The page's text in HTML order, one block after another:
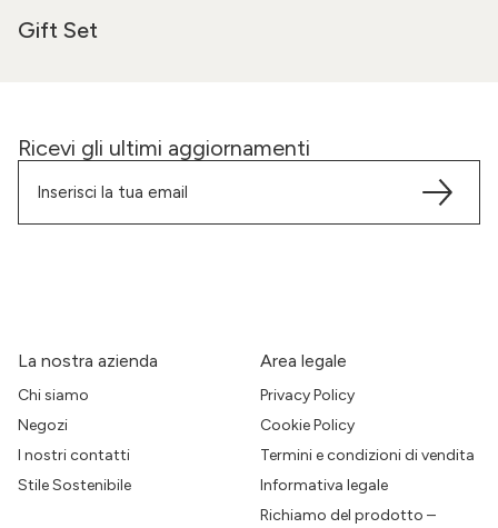
Gift Set
Ricevi gli ultimi aggiornamenti
La nostra azienda
Chi siamo
Negozi
I nostri contatti
Stile Sostenibile
Area legale
Privacy Policy
Cookie Policy
Termini e condizioni di vendita
Informativa legale
Richiamo del prodotto –